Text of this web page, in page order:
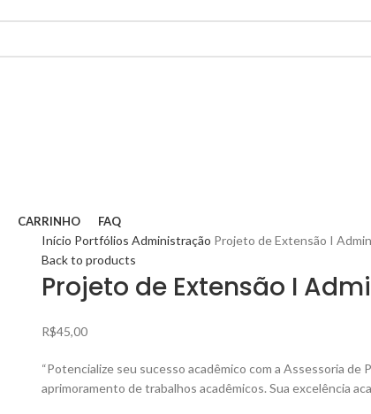
CARRINHO FAQ
Início PortfóliosAdministração Projeto de Extensão I
Back to products
Projeto de Extensão I
R$45,00
“Potencialize seu sucesso acadêmico com a Assessoria
aprimoramento de trabalhos acadêmicos. Sua excelência